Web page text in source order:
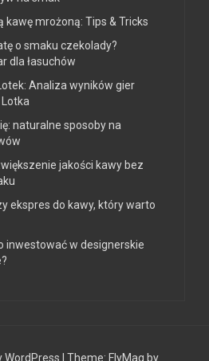
kawę mrożoną: Tips & Tricks
o smaku czekolady?
dla łasuchów
Analiza wyników gier
naturalne sposoby na
jakości kawy bez
ekspres do kawy, który warto
inwestować w designerskie
WordPress Theme: FlyMag by